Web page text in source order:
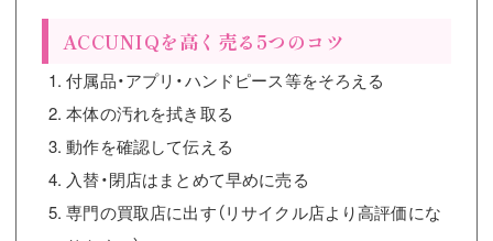
ACCUNIQを高く売る5つのコツ
付属品・アプリ・ハンドピース等をそろえる
本体の汚れを拭き取る
動作を確認して伝える
入替・閉店はまとめて早めに売る
専門の買取店に出す（リサイクル店より高評価にな